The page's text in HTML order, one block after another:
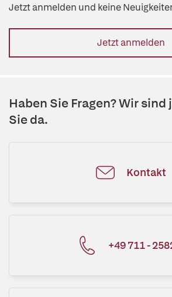
Jetzt anmelden und keine
Jetzt anmelden
Haben Sie Fragen? Wir
Sie da.
Kontakt
+49 711 -